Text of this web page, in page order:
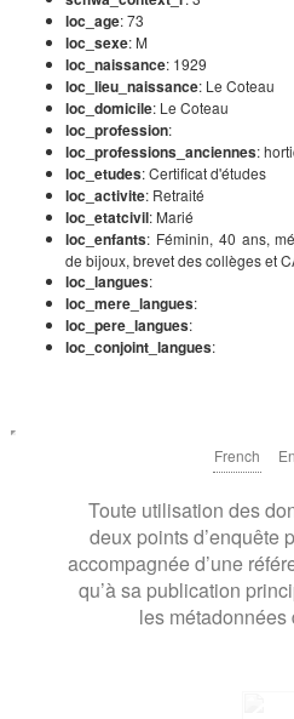
loc_age: 73
loc_sexe: M
loc_naissance: 1929
loc_lieu_naissance: Le Coteau
loc_domicile: Le Coteau
loc_profession:
loc_professions_anciennes:
loc_etudes: Certificat d'études
loc_activite: Retraité
loc_etatcivil: Marié
loc_enfants: Féminin, 40 ans,
de bijoux, brevet des collèges et
loc_langues:
loc_mere_langues:
loc_pere_langues:
loc_conjoint_langues:
French
Toute utilisation des
deux points d’enquête
accompagnée d’une
qu’à sa publication
les métadonnées